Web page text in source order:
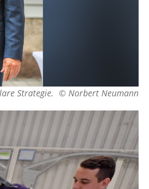
Strategie. © Norbert Neumann